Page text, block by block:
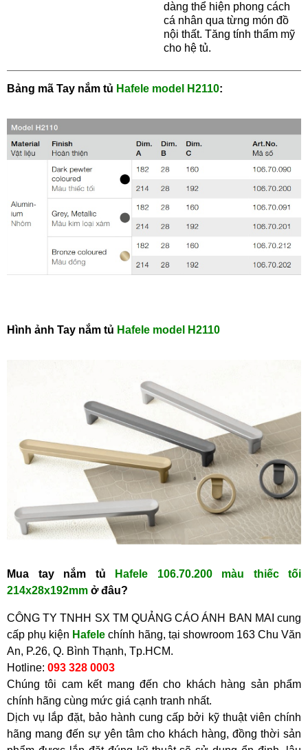
dàng thể hiện phong cách
cá nhân qua từng món đồ
nội thất. Tăng tính thẩm mỹ
cho hệ tủ.
Bảng mã Tay nắm tủ Hafele model H2110:
Hình ảnh Tay nắm tủ Hafele model H2110
Mua tay nắm tủ
Hafele 106.70.200 màu thiếc tối
214x28x192mm ởđâu?
CÔNG TY TNHH SX TM QUẢNG CÁO ÁNH BAN MAI cung
cấp phụ kiện Hafele chính hãng, tại showroom 163 Chu Văn
An, P.26, Q. Bình Thạnh, Tp.HCM.
Hotline: 093 328 0003
Chúng tôi cam kết mang đến cho khách hàng sản phẩm
chính hãng cùng mức giá cạnh tranh nhất.
Dịch vụ lắp đặt, bảo hành cung cấp bởi kỹ thuật viên chính
hãng mang đến sự yên tâm cho khách hàng, đồng thời sản